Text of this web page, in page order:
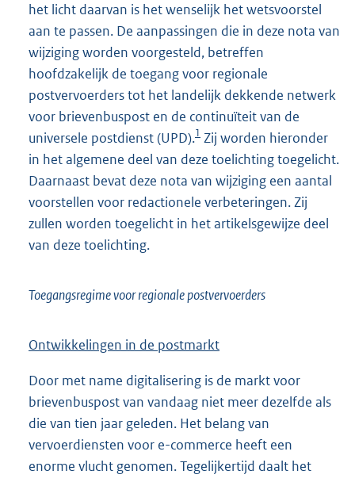
het licht daarvan is het wenselijk het wetsvoorstel
aan te passen. De aanpassingen die in deze nota van
wijziging worden voorgesteld, betreffen
hoofdzakelijk de toegang voor regionale
postvervoerders tot het landelijk dekkende netwerk
voor brievenbuspost en de continuïteit van de
universele postdienst (UPD).1 Zij worden hieronder
in het algemene deel van deze toelichting toegelicht.
Daarnaast bevat deze nota van wijziging een aantal
voorstellen voor redactionele verbeteringen. Zij
zullen worden toegelicht in het artikelsgewijze deel
van deze toelichting.
Toegangsregime voor regionale postvervoerders
Ontwikkelingen in de postmarkt
Door met name digitalisering is de markt voor
brievenbuspost van vandaag niet meer dezelfde als
die van tien jaar geleden. Het belang van
vervoerdiensten voor e-commerce heeft een
enorme vlucht genomen. Tegelijkertijd daalt het